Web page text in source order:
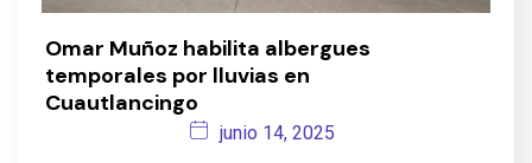
Omar Muñoz habilita albergues
temporales por lluvias en
Cuautlancingo
junio 14, 2025